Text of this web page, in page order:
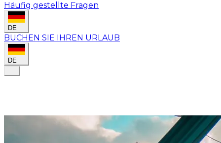
Häufig gestellte Fragen
DE
BUCHEN SIE IHREN URLAUB
DE